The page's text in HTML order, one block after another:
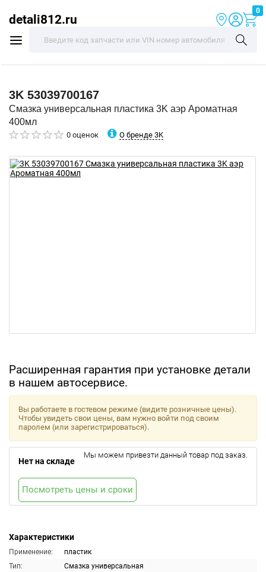
detali812.ru
0
3K 53039700167
Смазка универсальная пластика 3K аэр Ароматная
400мл
0 оценок О бренде 3K
Расширенная гарантия при установке детали
в нашем автосервисе.
Характеристики
Применение:
пластик
Тип:
Смазка универсальная
Вы работаете в гостевом режиме (видите розничные цены).
Чтобы увидеть свои цены, вам нужно войти под своим
паролем (или зарегистрироваться).
Нет на складе
Мы можем привезти данный товар под заказ.
Посмотреть цены и сроки